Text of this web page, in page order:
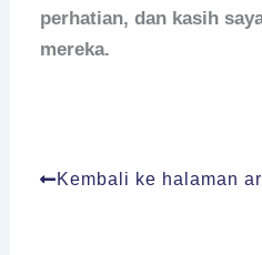
perhatian, dan kasih
mereka.
Kembali ke halaman